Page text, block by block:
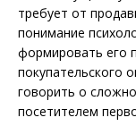
требует от
понимание
формировать его
покупательского
говорить о
посетителем